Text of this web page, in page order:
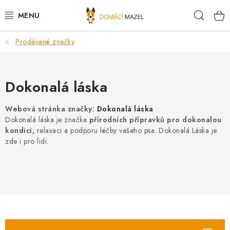
na
DOPORUČUJEME
KOČKY
Prodávané značky
Dokonalá láska
Webová stránka značky: Dokonalá láska
Dokonalá láska je značka přírodních přípravků pro dokonalou
kondici, relaxaci a podporu léčby vašeho psa. Dokonalá Láska je
zde i pro lidi.